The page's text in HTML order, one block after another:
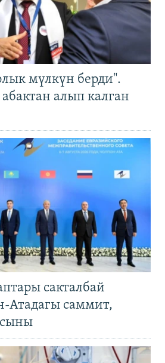
мүлкүн берди".
алып калган
сакталбай
Атадагы саммит,